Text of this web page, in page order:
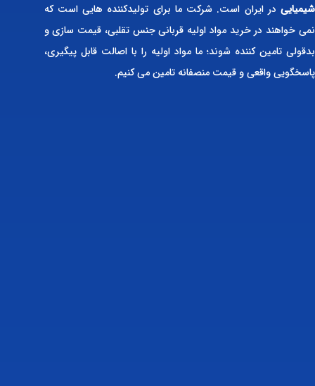
شیمیایی در ایران است. شرکت ما برای تولیدکننده هایی است که
نمی خواهند در خرید مواد اولیه قربانی جنس تقلبی، قیمت سازی و
بدقولی تامین کننده شوند؛ ما مواد اولیه را با اصالت قابل پیگیری،
پاسخگویی واقعی و قیمت منصفانه تامین می کنیم.